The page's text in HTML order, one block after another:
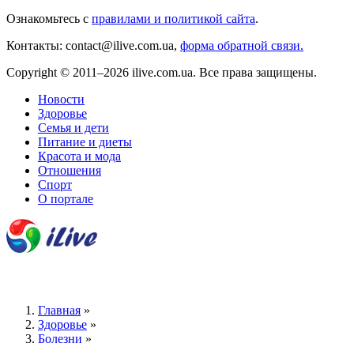
Ознакомьтесь с правилами и политикой сайта.
Контакты: contact@ilive.com.ua, форма обратной связи.
Copyright © 2011–2026 ilive.com.ua. Все права защищены.
Новости
Здоровье
Семья и дети
Питание и диеты
Красота и мода
Отношения
Спорт
О портале
Главная »
Здоровье »
Болезни »